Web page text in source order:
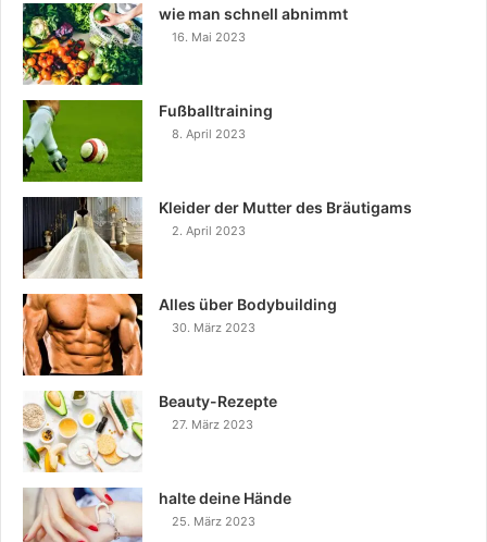
wie man schnell abnimmt
16. Mai 2023
Fußballtraining
8. April 2023
Kleider der Mutter des Bräutigams
2. April 2023
Alles über Bodybuilding
30. März 2023
Beauty-Rezepte
27. März 2023
halte deine Hände
25. März 2023